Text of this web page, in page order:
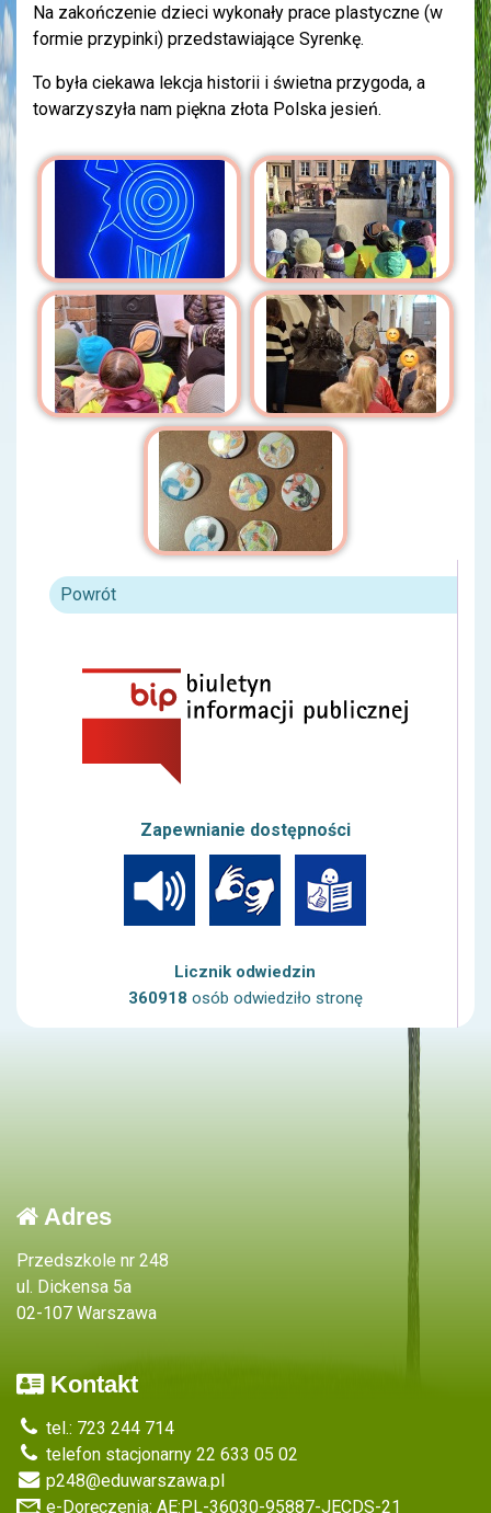
Na zakończenie dzieci wykonały prace plastyczne (w
formie przypinki) przedstawiające Syrenkę.
To była ciekawa lekcja historii i świetna przygoda, a
towarzyszyła nam piękna złota Polska jesień.
Powrót
Zapewnianie dostępności
Licznik odwiedzin
360918 osób odwiedziło stronę
Adres
Przedszkole nr 248
ul. Dickensa 5a
02-107 Warszawa
Kontakt
tel.: 723 244 714
telefon stacjonarny 22 633 05 02
p248@eduwarszawa.pl
e-Doręczenia: AE:PL-36030-95887-JECDS-21